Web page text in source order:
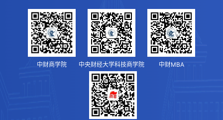
中财商学院 中央财经大学科技商学院 中财MBA